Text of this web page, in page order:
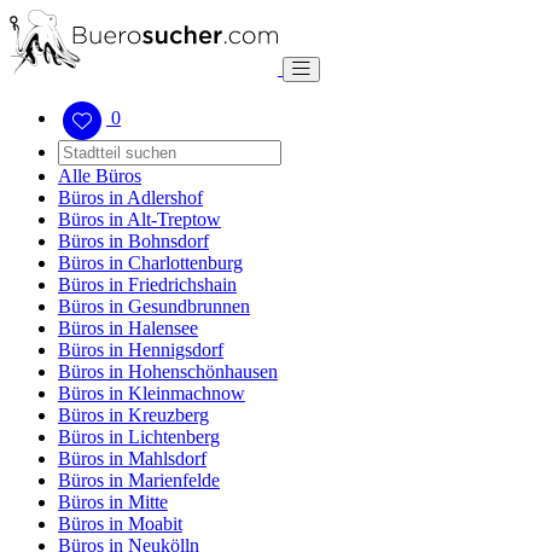
0
Alle Büros
Büros in Adlershof
Büros in Alt-Treptow
Büros in Bohnsdorf
Büros in Charlottenburg
Büros in Friedrichshain
Büros in Gesundbrunnen
Büros in Halensee
Büros in Hennigsdorf
Büros in Hohenschönhausen
Büros in Kleinmachnow
Büros in Kreuzberg
Büros in Lichtenberg
Büros in Mahlsdorf
Büros in Marienfelde
Büros in Mitte
Büros in Moabit
Büros in Neukölln